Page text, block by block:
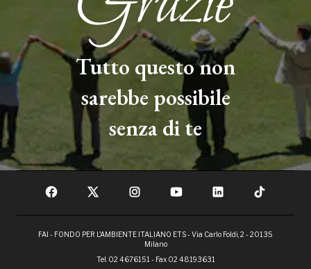
Tutto questo non
sarebbe possibile
senza di te
FAI - FONDO PER L'AMBIENTE ITALIANO ETS - Via Carlo Foldi, 2 - 20135
Milano
Tel. 02 4676151 - Fax 02 48193631